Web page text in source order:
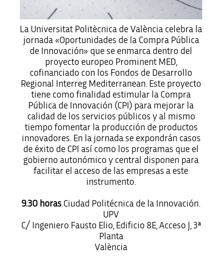
La Universitat Politècnica de València celebra la
jornada «Oportunidades de la Compra Pública
de Innovación» que se enmarca dentro del
proyecto europeo Prominent MED,
cofinanciado con los Fondos de Desarrollo
Regional Interreg Mediterranean. Este proyecto
tiene como finalidad estimular la Compra
Pública de Innovación (CPI) para mejorar la
calidad de los servicios públicos y al mismo
tiempo fomentar la producción de productos
innovadores. En la jornada se expondrán casos
de éxito de CPI así como los programas que el
gobierno autonómico y central disponen para
facilitar el acceso de las empresas a este
instrumento.
9.30 horas.Ciudad Politécnica de la Innovación.
UPV
C/ Ingeniero Fausto Elio, Edificio 8E, Acceso J, 3ª
Planta
València